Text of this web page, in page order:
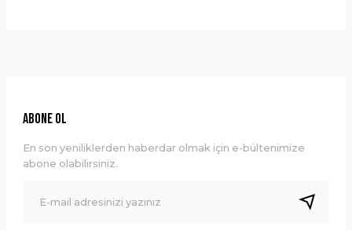
Ürün resmi kalitesiz, bozuk veya görüntülenemiyor.
Ürün bilgilerinde hatalar bulunuyor.
Bu ürüne benzer farklı alternatifler olmalı.
ABONE OL
En son yeniliklerden haberdar olmak için e-bültenimize
abone olabilirsiniz.